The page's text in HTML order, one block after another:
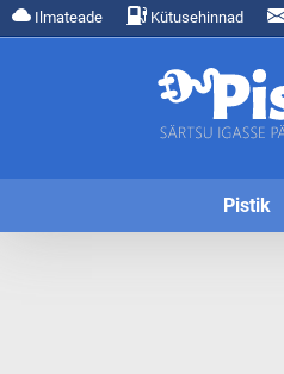
Ilmateade Kütusehinnad
Pistik